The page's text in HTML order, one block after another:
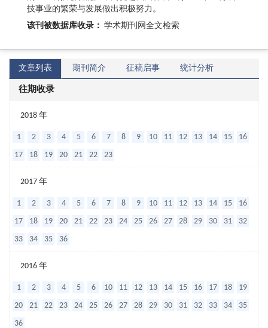
技事业的繁荣与发展做出积极努力。
该刊被数据库收录： 学术期刊网全文检索
文章列表 期刊简介 征稿启事 统计分析
往期收录
2018 年
1 2 3 4 5 6 7 8 9 10 11 12 13 14 15
16
17
18 19 20 21 22 23
2017 年
1 2 3 4 5 6 7 8 9 10 11 12 13 14 15
16
17
18 19 20 21 22 23 24 25 26 27 28 29 30 31
32
33
34 35 36
2016 年
1 2 3 4 5 6 10 11 12 13 14 15 16 17 18
19
20
21 22 23 24 25 26 27 28 29 30 31 32 33 34
35
36
患
者
Bolton
数
及